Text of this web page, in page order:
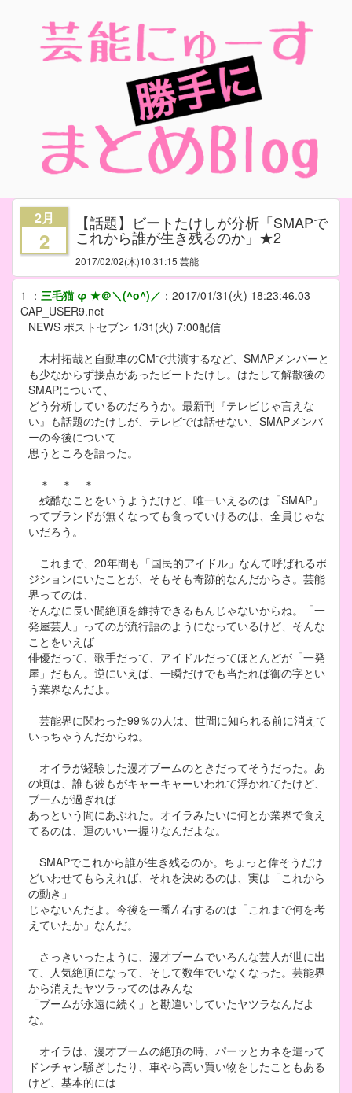
2月
2
【話題】ビートたけしが分析「SMAPで
これから誰が生き残るのか」★2
2017/02/02(木)10:31:15 芸能
1 ： 三毛猫 φ ★＠＼(^o^)／ ： 2017/01/31(火) 18:23:46.03
CAP_USER9.net
NEWS ポストセブン 1/31(火) 7:00配信
木村拓哉と自動車のCMで共演するなど、SMAPメンバーと
も少なからず接点があったビートたけし。はたして解散後の
SMAPについて、
どう分析しているのだろうか。最新刊『テレビじゃ言えな
い』も話題のたけしが、テレビでは話せない、SMAPメンバ
ーの今後について
思うところを語った。
＊ ＊ ＊
残酷なことをいうようだけど、唯一いえるのは「SMAP」
ってブランドが無くなっても食っていけるのは、全員じゃな
いだろう。
これまで、20年間も「国民的アイドル」なんて呼ばれるポ
ジションにいたことが、そもそも奇跡的なんだからさ。芸能
界ってのは、
そんなに長い間絶頂を維持できるもんじゃないからね。「一
発屋芸人」ってのが流行語のようになっているけど、そんな
ことをいえば
俳優だって、歌手だって、アイドルだってほとんどが「一発
屋」だもん。逆にいえば、一瞬だけでも当たれば御の字とい
う業界なんだよ。
芸能界に関わった99％の人は、世間に知られる前に消えて
いっちゃうんだからね。
オイラが経験した漫才ブームのときだってそうだった。あ
の頃は、誰も彼もがキャーキャーいわれて浮かれてたけど、
ブームが過ぎれば
あっという間にあぶれた。オイラみたいに何とか業界で食え
てるのは、運のいい一握りなんだよな。
SMAPでこれから誰が生き残るのか。ちょっと偉そうだけ
どいわせてもらえれば、それを決めるのは、実は「これから
の動き」
じゃないんだよ。今後を一番左右するのは「これまで何を考
えていたか」なんだ。
さっきいったように、漫才ブームでいろんな芸人が世に出
て、人気絶頂になって、そして数年でいなくなった。芸能界
から消えたヤツラってのはみんな
「ブームが永遠に続く」と勘違いしていたヤツラなんだよ
な。
オイラは、漫才ブームの絶頂の時、パーッとカネを遣って
ドンチャン騒ぎしたり、車やら高い買い物をしたこともある
けど、基本的には